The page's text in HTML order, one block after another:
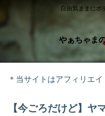
自由気ままにボ
やぁちゃま
＊当サイトはアフィリエ
【今ごろだけど】ヤ